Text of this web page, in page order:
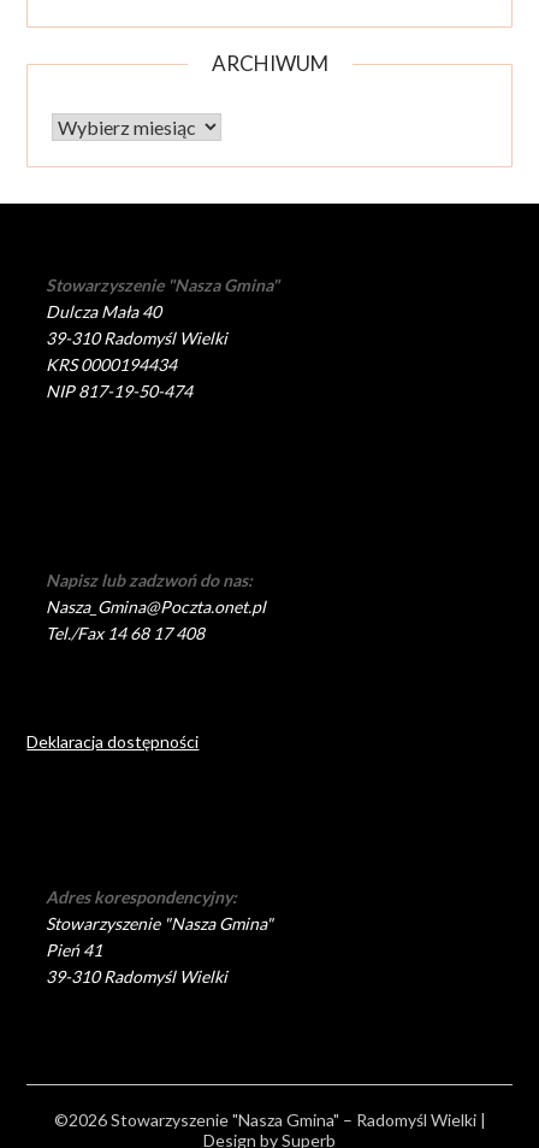
ARCHIWUM
Archiwum
Stowarzyszenie "Nasza Gmina"
Dulcza Mała 40
39-310 Radomyśl Wielki
KRS 0000194434
NIP 817-19-50-474
Napisz lub zadzwoń do nas:
Nasza_Gmina@Poczta.onet.pl
Tel./Fax 14 68 17 408
Deklaracja dostępności
Adres korespondencyjny:
Stowarzyszenie "Nasza Gmina"
Pień 41
39-310 Radomyśl Wielki
©2026 Stowarzyszenie "Nasza Gmina" – Radomyśl Wielki
Design bySuperb